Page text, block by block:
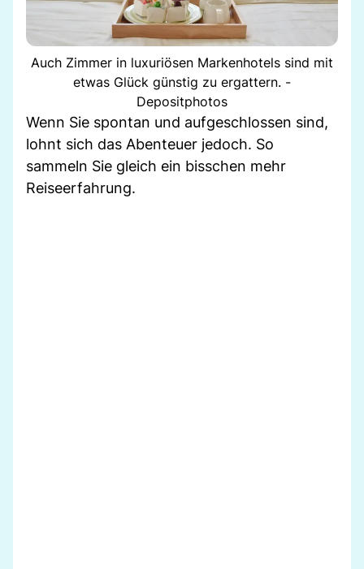
Auch Zimmer in luxuriösen Markenhotels sind mit
etwas Glück günstig zu ergattern. -
Depositphotos
Wenn Sie spontan und aufgeschlossen sind,
lohnt sich das Abenteuer jedoch. So
sammeln Sie gleich ein bisschen mehr
Reiseerfahrung.